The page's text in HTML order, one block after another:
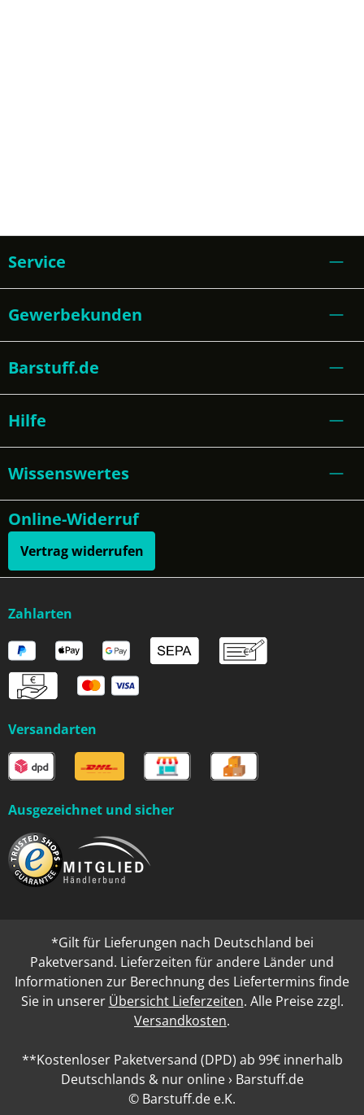
Service
Gewerbekunden
Barstuff.de
Hilfe
Wissenswertes
Online-Widerruf
Vertrag widerrufen
Zahlarten
Versandarten
Ausgezeichnet und sicher
*Gilt für Lieferungen nach Deutschland bei
Paketversand. Lieferzeiten für andere Länder und
Informationen zur Berechnung des Liefertermins finde
Sie in unserer Übersicht Lieferzeiten. Alle Preise zzgl.
Versandkosten.
**Kostenloser Paketversand (DPD) ab 99€ innerhalb
Deutschlands & nur online › Barstuff.de
© Barstuff.de e.K.